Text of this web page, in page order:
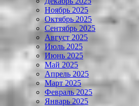
Ноябрь 2025
Октябрь 2025
Сентябрь 2025
Август 2025
Июль 2025
Июнь 2025
Май 2025
Апрель 2025
Март 2025
Февраль 2025
Январь 2025